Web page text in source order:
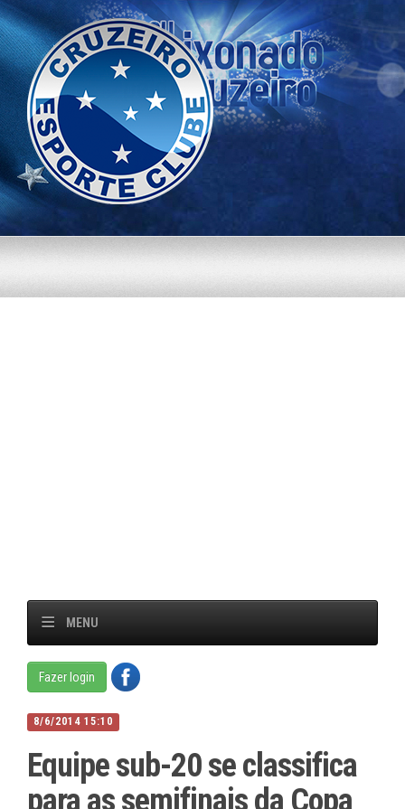
MENU
Fazer login
8/6/2014 15:10
Equipe sub-20 se classifica
para as semifinais da Copa